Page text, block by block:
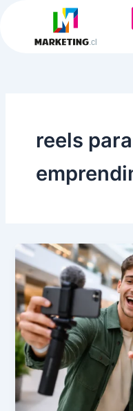
contenido
reels para